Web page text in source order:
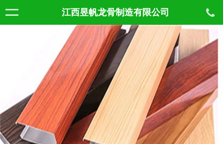
江西昱帆龙骨制造有限公司